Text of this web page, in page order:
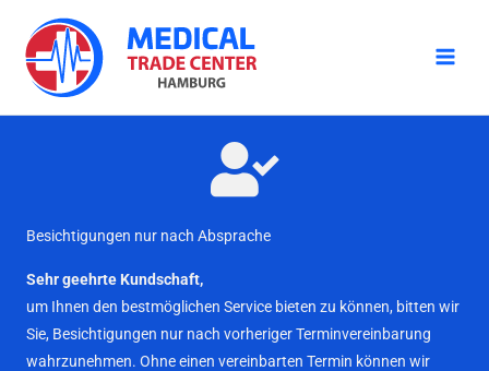
Inhalt
springen
Besichtigungen nur nach Absprache
Sehr geehrte Kundschaft,
um Ihnen den bestmöglichen Service bieten zu können, bitten wir
Sie, Besichtigungen nur nach vorheriger Terminvereinbarung
wahrzunehmen. Ohne einen vereinbarten Termin können wir